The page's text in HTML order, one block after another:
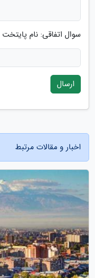
سوال اتفاقی: نام
ارسال
اخبار و مقالات مرتبط